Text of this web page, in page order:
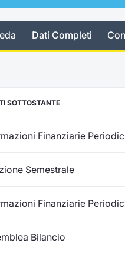
Dati Completi
SOTTOSTANTE
Finanziarie
Semestrale
Finanziarie
Bilancio